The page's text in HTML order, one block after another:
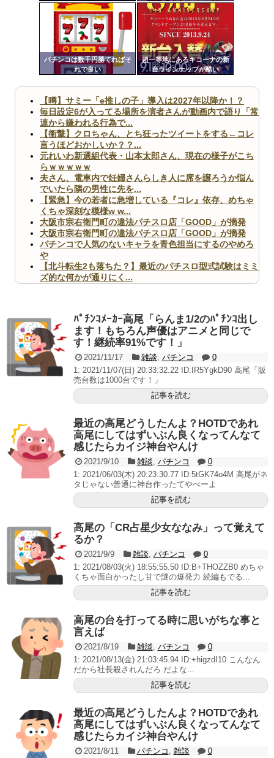
Powered by livedoor 相互RSS
ず全部買うやろｗｗｗｗｗ
パチンコは数千円勝てればそ
れで良い
超一等地にあるキコーナの新
台ラインナップが酷い
定リ
ンク
自動
更新
ツー
【噂】サミー「e推しの子」導入は2027年以降か！？
毎日設定6が入ってる場所を演者さんが動画内で語り「常
連から嫌われる行為で...
【衝撃】クロちゃん、とち狂ったツイートをする←コレ
言うほどおかしいか？？...
元れいわ新選組代表・山本太郎さん、現在の様子がこち
らｗｗｗｗｗ
夫さん、電車内で妊婦さんらしき人に席を譲ろうか悩ん
でいたら隣の男性に先を...
【緊急】今の若者に急増している『コレ』依存、めちゃ
くちゃ深刻な模様w w...
大阪市宗右衛門町の違法パチスロ店「GOOD」が摘発
大阪市宗右衛門町の違法パチスロ店「GOOD」が摘発
パチンコで人気のないキャラを青色担当にするのやめろ
や
【北斗転生2も落ちた？】最近のパチスロ型式試験はミミ
ズ的な何かが通りにく...
Powered by livedoor 相互RSS
ﾊﾟﾁﾝｺﾒｰｶｰ高尾「らんま1/2のﾊﾟﾁﾝｺ出し
ます！もちろん声優はアニメと同じで
す！継続率91%です！」
2021/11/17 雑談 パチンコ
0
1: 2021/11/07(日) 20:33:32.22 ID:IR5YgkD90 高尾「販
売台数は1000台です！」
記事を読む
最近の高尾どうしたんよ？HOTDであれ
高尾にしてはずいぶん良くなってんなて
感じたらカイジ神台やんけ
2021/9/10 雑談 パチンコ
0
1: 2021/06/03(木) 20:23:30.77 ID:5tGK74o4M 高尾がネ
タじゃない普通に神台作ったてやべーよ
記事を読む
高尾の「CR占星少女ななみ」って覚えて
るか？
2021/9/9 雑談 パチンコ
0
1: 2021/08/03(火) 18:55:55.50 ID:B+THOZZB0 めちゃ
くちゃ面白かったし甘で謎の爆発力 続編もでる...
記事を読む
高尾の台を打ってる時に思いがちな事と
言えば
2021/8/19 雑談 パチンコ
0
1: 2021/08/13(金) 21:03:45.94 ID:+higzdI10 こんなん
だから社長殺されんだろ だよな...
記事を読む
最近の高尾どうしたんよ？HOTDであれ
高尾にしてはずいぶん良くなってんなて
感じたらカイジ神台やんけ
2021/8/11 パチンコ 雑談
0